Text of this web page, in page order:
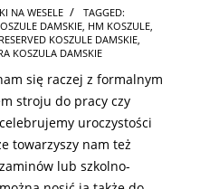
NA WESELE
TAGGED:
DAMSKIE, HM KOSZULE,
RESERVED KOSZULE DAMSKIE,
KOSZULA DAMSKIE
się raczej z formalnym
stroju do pracy czy
uroczystości
towarzyszy nam też
lub szkolno-